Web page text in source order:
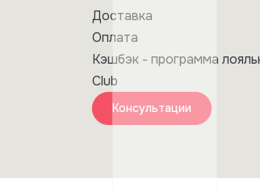
Доставка
Оплата
Кэшбэк - программа
Club
Консультации